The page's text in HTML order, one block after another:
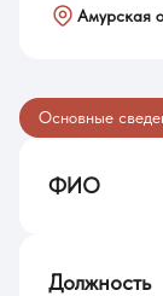
Амурская
Основные
ФИО
Должность